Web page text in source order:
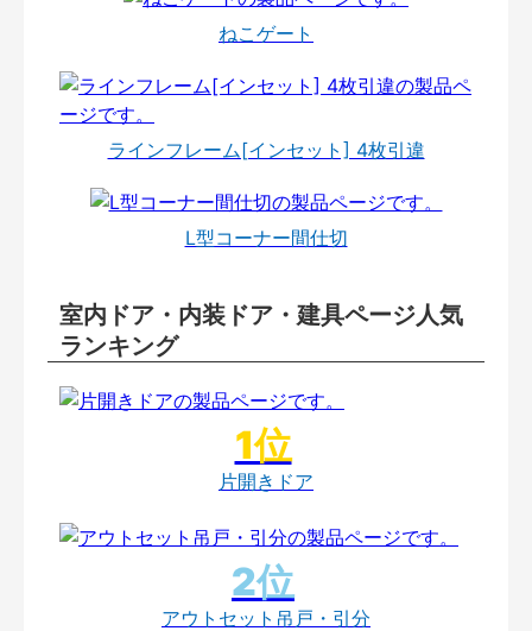
ねこゲート
ラインフレーム[インセット] 4枚引違
L型コーナー間仕切
室内ドア・内装ドア・建具ページ人気
ランキング
片開きドア
アウトセット吊戸・引分